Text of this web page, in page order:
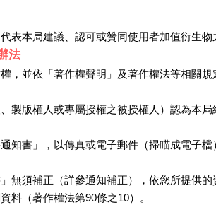
表本局建議、認可或贊同使用者加值衍生物
法
，並依「著作權聲明」及著作權法等相關
製版權人或專屬授權之被授權人）認為本
知書」，以傳真或電子郵件（掃瞄成電子檔
無須補正（詳參通知補正），依您所提供
料（著作權法第90條之10）。